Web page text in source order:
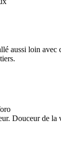
aussi loin avec
Douceur de la